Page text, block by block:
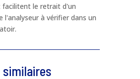
*
facilitent le retrait d'un
l'analyseur à vérifier dans un
similaires